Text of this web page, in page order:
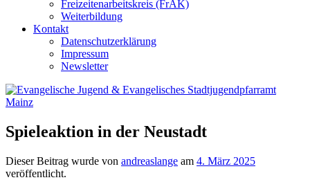
Freizeitenarbeitskreis (FrAK)
Weiterbildung
Kontakt
Datenschutzerklärung
Impressum
Newsletter
Spieleaktion in der Neustadt
Dieser Beitrag wurde von andreaslange am 4. März 2025
veröffentlicht.